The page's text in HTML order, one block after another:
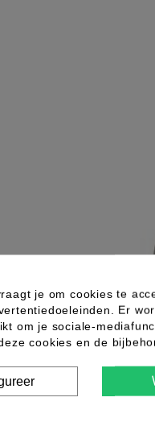
je om cookies te
Er
om je sociale-
cookies en de